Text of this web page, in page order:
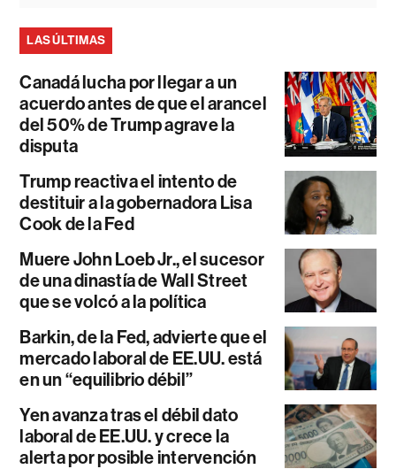
LAS ÚLTIMAS
Canadá lucha por llegar a un
acuerdo antes de que el arancel
del 50% de Trump agrave la
disputa
Trump reactiva el intento de
destituir a la gobernadora Lisa
Cook de la Fed
Muere John Loeb Jr., el sucesor
de una dinastía de Wall Street
que se volcó a la política
Barkin, de la Fed, advierte que el
mercado laboral de EE.UU. está
en un “equilibrio débil”
Yen avanza tras el débil dato
laboral de EE.UU. y crece la
alerta por posible intervención